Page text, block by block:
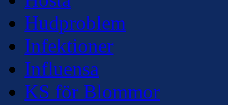
Hudproblem
Infektioner
Influensa
KS för Blommor